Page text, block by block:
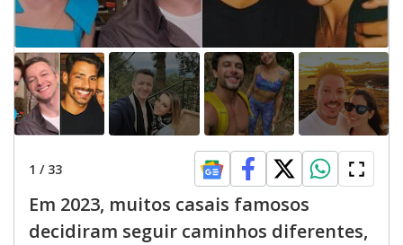
1 / 33
Em 2023, muitos casais famosos
decidiram seguir caminhos diferentes,